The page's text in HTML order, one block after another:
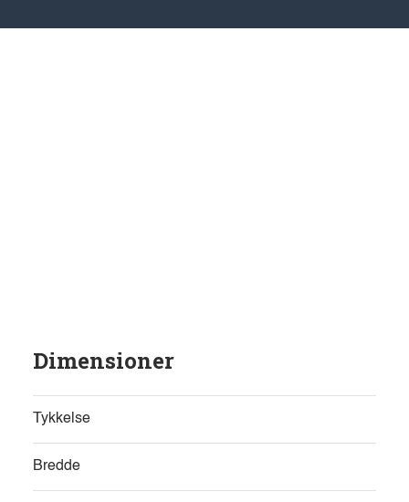
Dimensioner
Tykkelse
Bredde